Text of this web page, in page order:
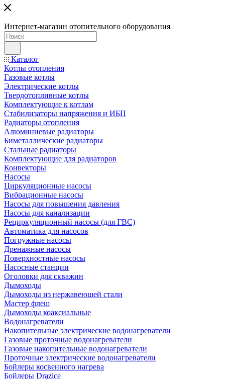
Интернет-магазин отопительного оборудования
Каталог
Котлы отопления
Газовые котлы
Электрические котлы
Твердотопливные котлы
Комплектующие к котлам
Стабилизаторы напряжения и ИБП
Радиаторы отопления
Алюминиевые радиаторы
Биметаллические радиаторы
Стальные радиаторы
Комплектующие для радиаторов
Конвекторы
Насосы
Циркуляционные насосы
Вибрационные насосы
Насосы для повышения давления
Насосы для канализации
Рециркуляционный насосы (для ГВС)
Автоматика для насосов
Погружные насосы
Дренажные насосы
Поверхностные насосы
Насосные станции
Оголовки для скважин
Дымоходы
Дымоходы из нержавеющей стали
Мастер флеш
Дымоходы коаксиальные
Водонагреватели
Накопительные электрические водонагреватели
Газовые проточные водонагреватели
Газовые накопительные водонагреватели
Проточные электрические водонагреватели
Бойлеры косвенного нагрева
Бойлеры Drazice